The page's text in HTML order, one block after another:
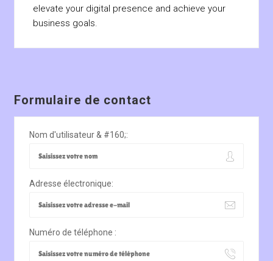
elevate your digital presence and achieve your
business goals.
Formulaire de contact
Nom d'utilisateur & #160;:
Adresse électronique:
Numéro de téléphone :